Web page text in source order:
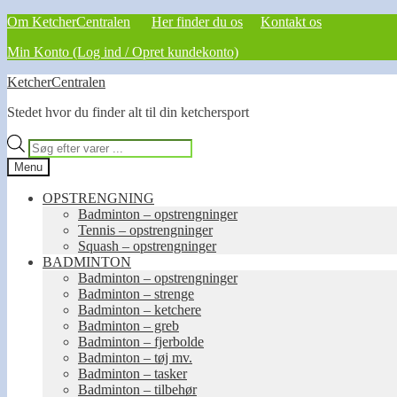
Om KetcherCentralen Her finder du os
Kontakt os
Min Konto (Log ind / Opret kundekonto)
Spring
navigation
Spring
indhold
KetcherCentralen
Stedet hvor du finder alt til din ketchersport
Products
search
Menu
OPSTRENGNING
Badminton – opstrengninger
Tennis – opstrengninger
Squash – opstrengninger
BADMINTON
Badminton – opstrengninger
Badminton – strenge
Badminton – ketchere
Badminton – greb
Badminton – fjerbolde
Badminton – tøj mv.
Badminton – tasker
Badminton – tilbehør